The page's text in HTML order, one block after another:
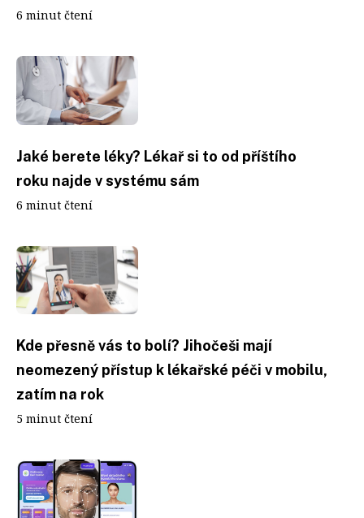
6 minut čtení
Jaké berete léky? Lékař si to od příštího
roku najde v systému sám
6 minut čtení
Kde přesně vás to bolí? Jihočeši mají
neomezený přístup k lékařské péči v mobilu,
zatím na rok
5 minut čtení